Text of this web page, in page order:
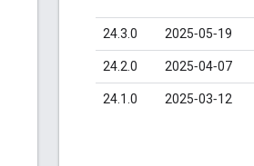
24.3.0 2025‑05‑19
24.2.0 2025‑04‑07
24.1.0 2025‑03‑12